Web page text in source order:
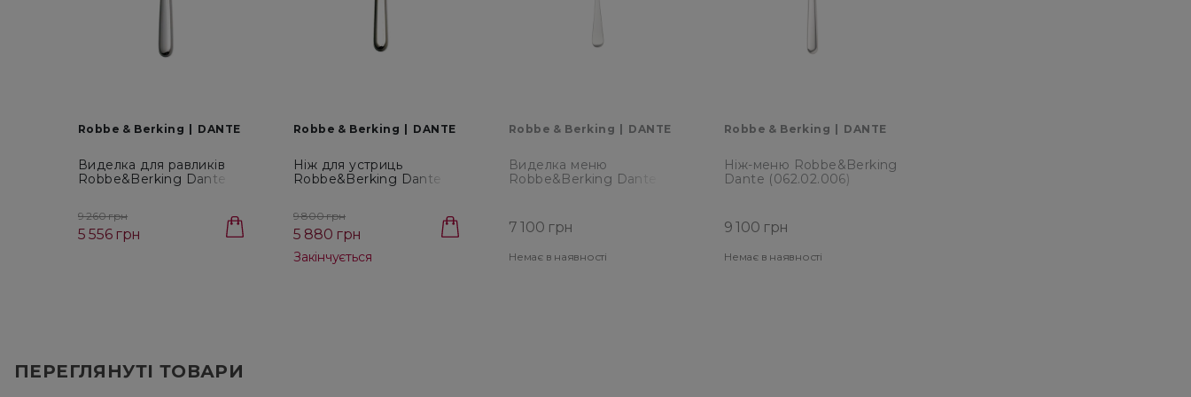
Robbe & Berking DANTE
Виделка для равликів
Robbe&Berking Dante
9 260 грн
5 556 грн
Robbe & Berking DANTE
Ніж для устриць
Robbe&Berking Dante
9 800 грн
5 880 грн
Закінчується
Robbe & Berking DANTE
Виделка меню
Robbe&Berking Dante
7 100 грн
Немає в наявності
Robbe & Berking DANTE
Ніж-меню Robbe&Berking
Dante (062.02.006)
9 100 грн
Немає в наявності
ПЕРЕГЛЯНУТІ ТОВАРИ